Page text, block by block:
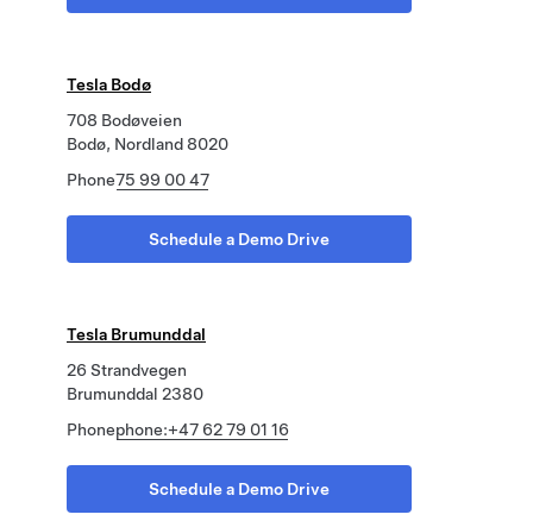
Tesla Bodø
708 Bodøveien
Bodø, Nordland 8020
Phone75 99 00 47
Schedule a Demo Drive
Tesla Brumunddal
26 Strandvegen
Brumunddal 2380
Phonephone:+47 62 79 01 16
Schedule a Demo Drive